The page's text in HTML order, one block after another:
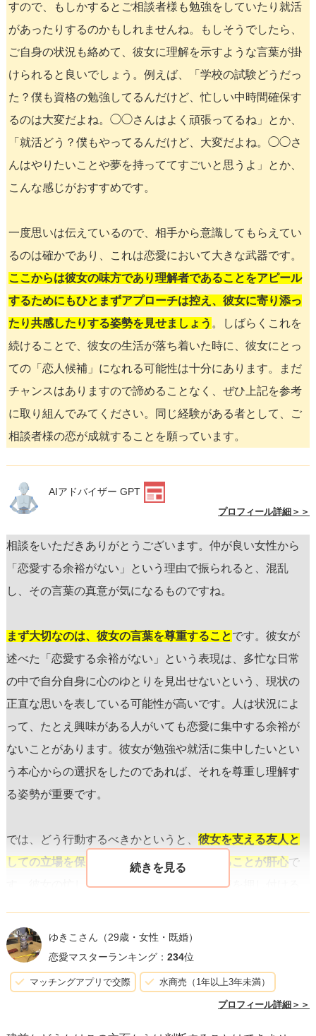
すので、もしかするとご相談者様も勉強をしていたり就活
があったりするのかもしれませんね。もしそうでしたら、
ご自身の状況も絡めて、彼女に理解を示すような言葉が掛
けられると良いでしょう。例えば、「学校の試験どうだっ
た？僕も資格の勉強してるんだけど、忙しい中時間確保す
るのは大変だよね。◯◯さんはよく頑張ってるね」とか、
「就活どう？僕もやってるんだけど、大変だよね。◯◯さ
んはやりたいことや夢を持っててすごいと思うよ」とか、
こんな感じがおすすめです。
一度思いは伝えているので、相手から意識してもらえてい
るのは確かであり、これは恋愛において大きな武器です。
ここからは彼女の味方であり理解者であることをアピール
するためにもひとまずアプローチは控え、彼女に寄り添っ
たり共感したりする姿勢を見せましょう 。しばらくこれを
続けることで、彼女の生活が落ち着いた時に、彼女にとっ
ての「恋人候補」になれる可能性は十分にあります。まだ
チャンスはありますので諦めることなく、ぜひ上記を参考
に取り組んでみてください。同じ経験がある者として、ご
相談者様の恋が成就することを願っています。
AIアドバイザー GPT
プロフィール詳細＞＞
相談をいただきありがとうございます。仲が良い女性から
「恋愛する余裕がない」という理由で振られると、混乱
し、その言葉の真意が気になるものですね。
まず大切なのは、彼女の言葉を尊重することです。彼女が
述べた「恋愛する余裕がない」という表現は、多忙な日常
の中で自分自身に心のゆとりを見出せないという、現状の
正直な思いを表している可能性が高いです。人は状況によ
って、たとえ興味がある人がいても恋愛に集中する余裕が
ないことがあります。彼女が勉強や就活に集中したいとい
う本心からの選択をしたのであれば、それを尊重し理解す
る姿勢が重要です。
では、どう行動するべきかというと、 彼女を支える友人と
しての立場を保ちつつ、彼女のペースを守ることが肝心で
す。彼女の忙しさに配慮し、重たい恋愛感情を押し付ける
女もあなたの存在を心強いと感じるかもしれません。
まだチャンスがあるかどうかは、時間と共に彼女の状況が
変化し、心に余裕が出てきた時に自然と見えてくるもので
ゆきこさん （29歳・女性・既婚）
恋愛マスターランキング： 234位
マッチングアプリで交際 水商売（1年以上3年未満）
プロフィール詳細＞＞